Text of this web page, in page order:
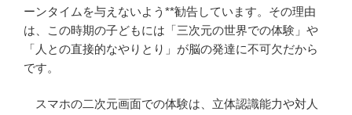
ーンタイムを与えないよう**勧告しています。その理由
は、この時期の子どもには「三次元の世界での体験」や
「人との直接的なやりとり」が脳の発達に不可欠だから
です。
スマホの二次元画面での体験は、立体認識能力や対人